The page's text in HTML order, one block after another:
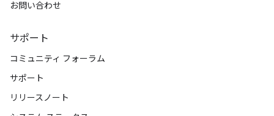
お問い合わせ
サポート
コミュニティ フォーラム
サポート
リリースノート